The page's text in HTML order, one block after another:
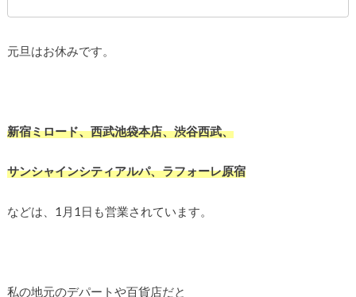
元旦はお休みです。
新宿ミロード、西武池袋本店、渋谷西武、
サンシャインシティアルパ、ラフォーレ原宿
などは、1月1日も営業されています。
私の地元のデパートや百貨店だと